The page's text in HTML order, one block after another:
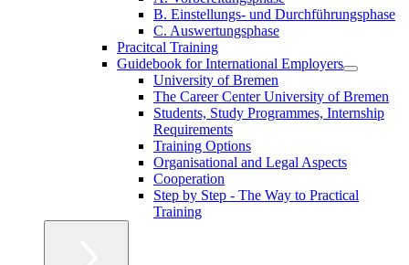
B. Einstellungs- und Durchführungsphase
C. Auswertungsphase
Pracitcal Training
Guidebook for International Employers
University of Bremen
The Career Center University of Bremen
Students, Study Programmes, Internship
Requirements
Training Options
Organisational and Legal Aspects
Cooperation
Step by Step - The Way to Practical
Training